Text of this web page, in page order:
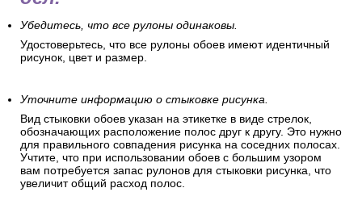
Убедитесь, что все рулоны одинаковы.
Удостоверьтесь, что все рулоны обоев имеют идентичный
рисунок, цвет и размер.
Уточните информацию о стыковке рисунка.
Вид стыковки обоев указан на этикетке в виде стрелок,
обозначающих расположение полос друг к другу. Это нужно
для правильного совпадения рисунка на соседних полосах.
Учтите, что при использовании обоев с большим узором
вам потребуется запас рулонов для стыковки рисунка, что
увеличит общий расход полос.